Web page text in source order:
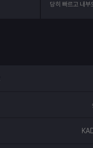
당히 빠르고 내부